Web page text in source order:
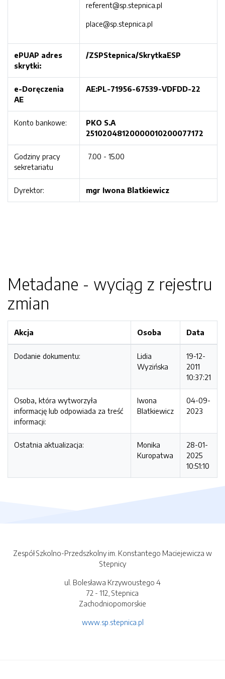
referent@sp.stepnica.pl
place@sp.stepnica.pl
ePUAP adres
skrytki:
/ZSPStepnica/SkrytkaESP
e-Doręczenia
AE
AE:PL-71956-67539-VDFDD-22
Konto bankowe:
PKO S.A
25102048120000010200077172
Godziny pracy
sekretariatu
7.00 - 15.00
Dyrektor: mgr Iwona Blatkiewicz
Metadane - wyciąg z rejestru
zmian
Akcja Osoba Data
Dodanie dokumentu:
Lidia
Wyzińska
19-12-
2011
10:37:21
Osoba, która wytworzyła
informację lub odpowiada za treść
informacji:
Iwona
Blatkiewicz
04-09-
2023
Ostatnia aktualizacja:
Monika
Kuropatwa
28-01-
2025
10:51:10
Zespół Szkolno-Przedszkolny im. Konstantego Maciejewicza w
Stepnicy
ul. Bolesława Krzywoustego 4
72 - 112, Stepnica
Zachodniopomorskie
www.sp.stepnica.pl